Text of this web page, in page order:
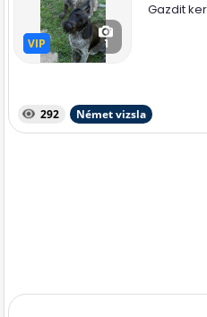
VIP
VIP 1
Gazdit
292 Német vizsla